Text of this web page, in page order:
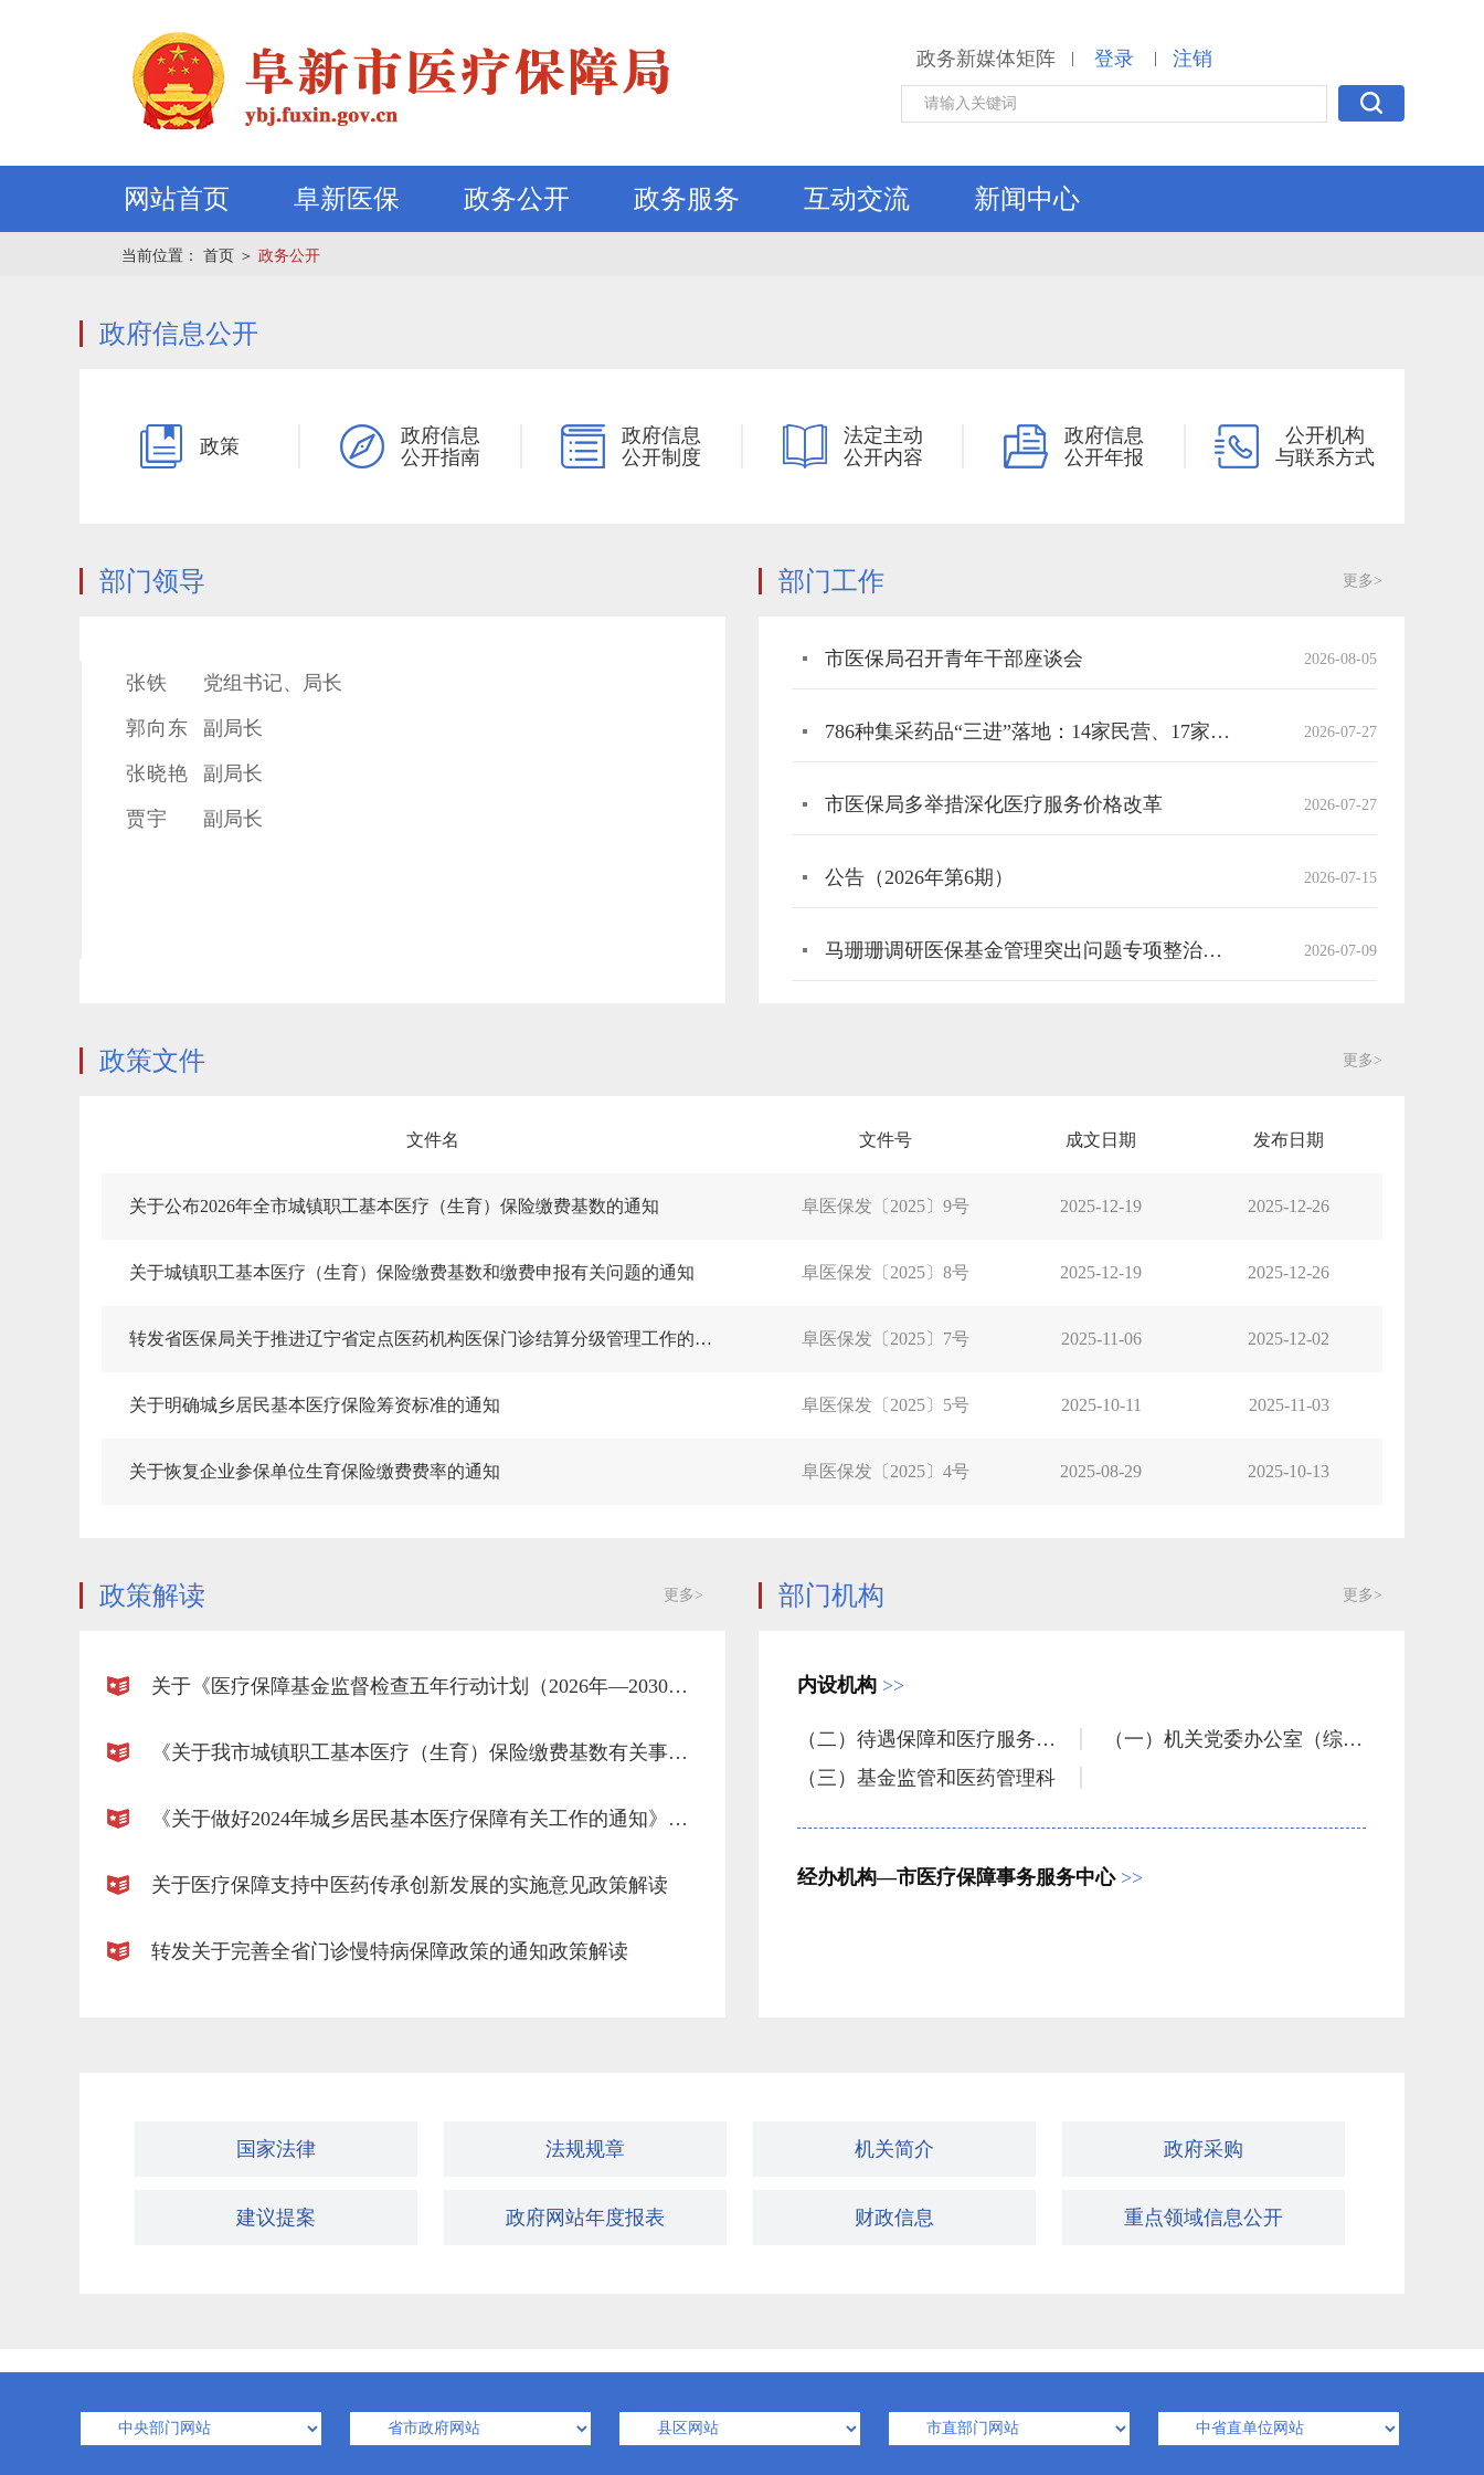
政务新媒体矩阵 | 登录 | 注销
网站首页 阜新医保 政务公开 政务服务 互动交流 新闻中心
当前位置： 首页 ＞ 政务公开
政府信息公开
政策
政府信息
公开指南
政府信息
公开制度
法定主动
公开内容
政府信息
公开年报
公开机构
与联系方式
部门领导
张铁 党组书记、局长
郭向东 副局长
张晓艳 副局长
贾宇 副局长
部门工作 更多>
市医保局召开青年干部座谈会 2026-08-05
786种集采药品“三进”落地：14家民营、17家药店采购超63万，惠民初显成效 2026-07-27
市医保局多举措深化医疗服务价格改革 2026-07-27
公告（2026年第6期） 2026-07-15
马珊珊调研医保基金管理突出问题专项整治工作 2026-07-09
政策文件 更多>
文件名 文件号 成文日期 发布日期
关于公布2026年全市城镇职工基本医疗（生育）保险缴费基数的通知 阜医保发〔2025〕9号 2025-12-19 2025-12-26
关于城镇职工基本医疗（生育）保险缴费基数和缴费申报有关问题的通知 阜医保发〔2025〕8号 2025-12-19 2025-12-26
转发省医保局关于推进辽宁省定点医药机构医保门诊结算分级管理工作的通知 阜医保发〔2025〕7号 2025-11-06 2025-12-02
关于明确城乡居民基本医疗保险筹资标准的通知 阜医保发〔2025〕5号 2025-10-11 2025-11-03
关于恢复企业参保单位生育保险缴费费率的通知 阜医保发〔2025〕4号 2025-08-29 2025-10-13
政策解读 更多>
关于《医疗保障基金监督检查五年行动计划（2026年—2030年）》政策解读
《关于我市城镇职工基本医疗（生育）保险缴费基数有关事项的通知》政策解读
《关于做好2024年城乡居民基本医疗保障有关工作的通知》政策解读
关于医疗保障支持中医药传承创新发展的实施意见政策解读
转发关于完善全省门诊慢特病保障政策的通知政策解读
部门机构 更多>
内设机构 >>
（二）待遇保障和医疗服务管理科
（一）机关党委办公室（综合科）
（三）基金监管和医药管理科
经办机构—市医疗保障事务服务中心 >>
国家法律 法规规章 机关简介 政府采购
建议提案 政府网站年度报表 财政信息 重点领域信息公开